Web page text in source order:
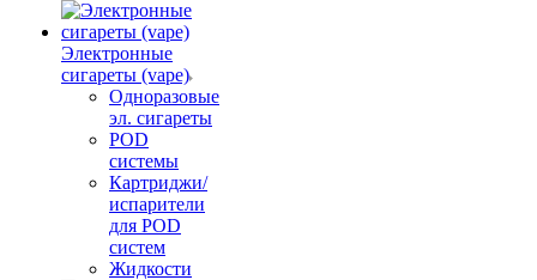
Электронные
сигареты (vape)
Одноразовые
эл. сигареты
POD
системы
Картриджи/
испарители
для POD
систем
Жидкости